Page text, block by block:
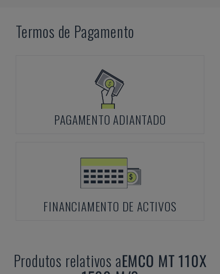
Termos de Pagamento
PAGAMENTO ADIANTADO
FINANCIAMENTO DE ACTIVOS
Produtos relativos aEMCO MT 110X